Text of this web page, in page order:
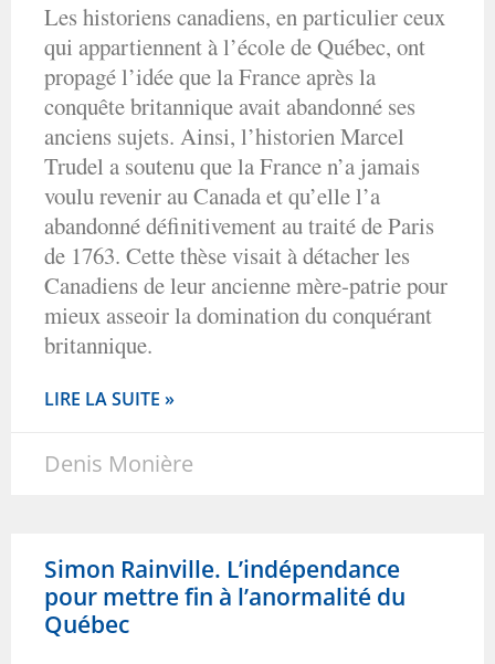
Les historiens canadiens, en particulier ceux
qui appartiennent à l’école de Québec, ont
propagé l’idée que la France après la
conquête britannique avait abandonné ses
anciens sujets. Ainsi, l’historien Marcel
Trudel a soutenu que la France n’a jamais
voulu revenir au Canada et qu’elle l’a
abandonné définitivement au traité de Paris
de 1763. Cette thèse visait à détacher les
Canadiens de leur ancienne mère-patrie pour
mieux asseoir la domination du conquérant
britannique.
LIRE LA SUITE »
Denis Monière
Simon Rainville. L’indépendance
pour mettre fin à l’anormalité du
Québec